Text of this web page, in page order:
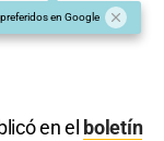
en Google
en el boletín